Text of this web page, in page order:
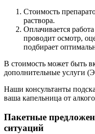
Стоимость
раствора.
Оплачивается
проводит осмотр,
подбирает
В стоимость может быть
дополнительные услуги
Наши консультанты
ваша капельница от
Пакетные
ситуаций